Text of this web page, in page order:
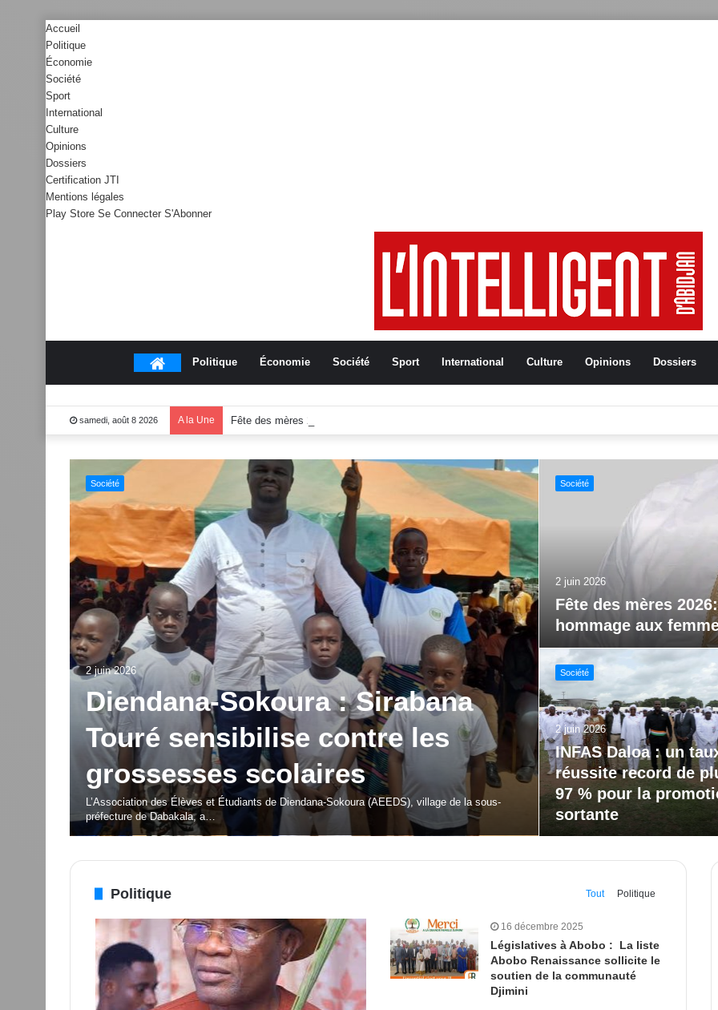
Accueil
Politique
Économie
Société
Sport
International
Culture
Opinions
Dossiers
Certification JTI
Mentions légales
Play Store Se Connecter S'Abonner
AccueilPolitique Économie Société Sport International Culture Opinions Dossiers
samedi, août 8 2026 A la Une Fête des mères 2026:Moussa Traoré Koudougou rend hommage aux femmes de Morondo
Culture
1 juin 2026
Dabakala:Le festival FEMUDA
2.0 dévoile des innovations
porteuses d’espoir pour la
jeunesse
La deuxième édition du Festival des Musiques et Danses de Dabakala (FEMUDA 2.0) a été…
Sport
29 mai 2026
Jeux paralympiques
Société
20 mai 2026
Bodokro : 30 élèves
célébrés à la
l’Excellence du
moderne
Politique Tout Politique
16 décembre 2025
Législatives à Abobo : La liste
Abobo Renaissance sollicite le
soutien de la communauté
Djimini